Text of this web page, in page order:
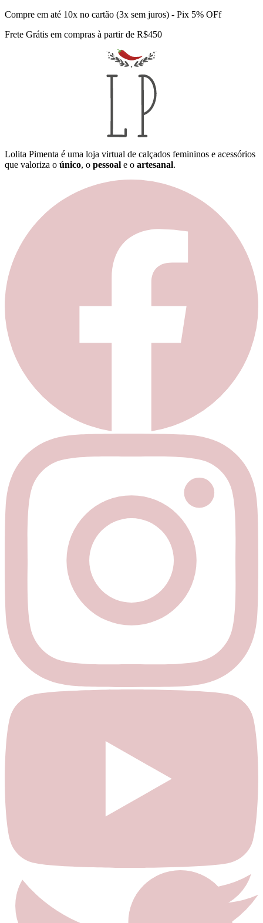
Compre em até 10x no cartão (3x sem juros) - Pix 5% OFf
Frete Grátis em compras à partir de R$450
Lolita Pimenta é uma loja virtual de calçados femininos e acessórios
que valoriza o único, o pessoal e o artesanal.